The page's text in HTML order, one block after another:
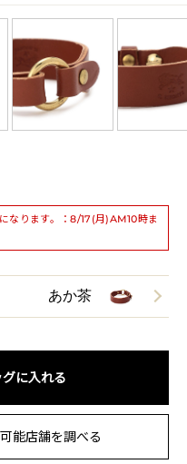
なります。：8/17(月)AM10時ま
あか茶
に入れる
能店舗を調べる